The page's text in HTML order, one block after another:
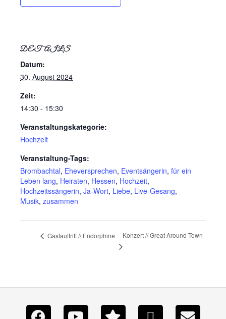
DETAILS
Datum:
30. August 2024
Zeit:
14:30 - 15:30
Veranstaltungskategorie:
Hochzeit
Veranstaltung-Tags:
Brombachtal, Eheversprechen, Eventsängerin, für ein
Leben lang, Heiraten, Hessen, Hochzeit,
Hochzeitssängerin, Ja-Wort, Liebe, Live-Gesang,
Musik, zusammen
Gastauftritt // Endorphine Konzert // Great Around Town